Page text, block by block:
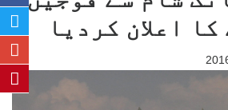
کا اعلان کردیا